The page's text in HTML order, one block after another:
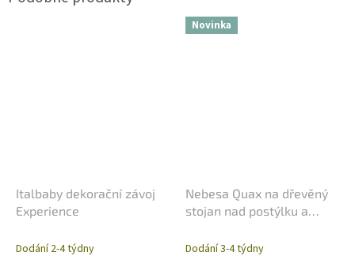
Italbaby dekorační závoj
Experience
Dodání 2-4 týdny
Novinka
Nebesa Quax na dřevěný
stojan nad postýlku a
Dodání 3-4 týdny